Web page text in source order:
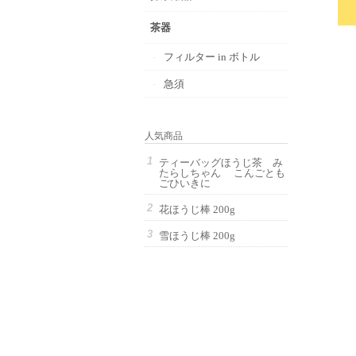
茶器
フィルター in ボトル
急須
人気商品
ティーバッグほうじ茶 み
たらしちゃん こんごとも
ごひいきに
花ほうじ棒 200g
雪ほうじ棒 200g